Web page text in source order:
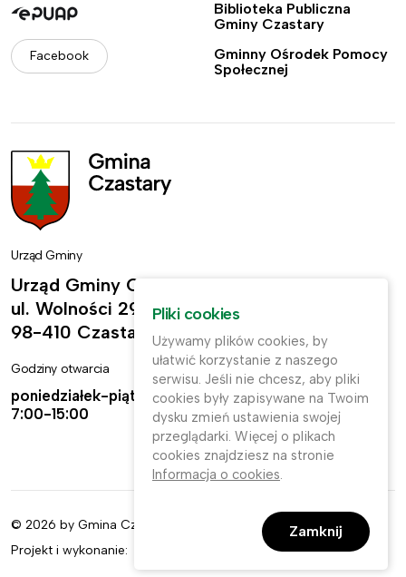
Facebook
Biblioteka Publiczna
Gminy Czastary
Gminny Ośrodek Pomocy
Społecznej
Urząd Gminy
Urząd Gminy Czastary
ul. Wolności 29,
98-410 Czastary
Godziny otwarcia
poniedziałek-piątek:
7:00-15:00
Kontakt
ug@czastary.pl
(62) 784-31-11
(62) 784-31-91
© 2026 by Gmina Czastary. Wszelkie prawa zastrzeżone.
Projekt i wykonanie:
Pliki cookies
Używamy plików cookies, by
ułatwić korzystanie z naszego
serwisu. Jeśli nie chcesz, aby pliki
cookies były zapisywane na Twoim
dysku zmień ustawienia swojej
przeglądarki. Więcej o plikach
cookies znajdziesz na stronie
Informacja o cookies.
Zamknij